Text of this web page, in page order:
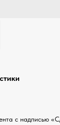
с надписью